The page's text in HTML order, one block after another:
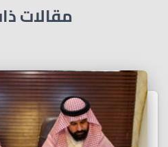
مقالات